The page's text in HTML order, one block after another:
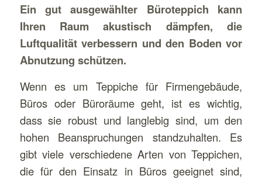
Ein gut ausgewählter Büroteppich kann
Ihren Raum akustisch dämpfen, die
Luftqualität verbessern und den Boden vor
Abnutzung schützen.
Wenn es um Teppiche für Firmengebäude,
Büros oder Büroräume geht, ist es wichtig,
dass sie robust und langlebig sind, um den
hohen Beanspruchungen standzuhalten. Es
gibt viele verschiedene Arten von Teppichen,
die für den Einsatz in Büros geeignet sind,